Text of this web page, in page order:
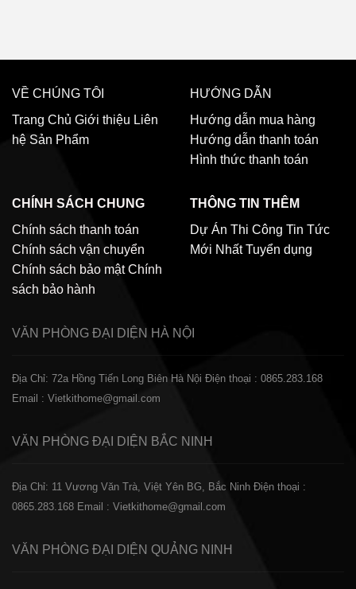
VỀ CHÚNG TÔI
Trang Chủ Giới thiệu Liên
hệ Sản Phẩm
HƯỚNG DẪN
Hướng dẫn mua hàng
Hướng dẫn thanh toán
Hình thức thanh toán
CHÍNH SÁCH CHUNG
Chính sách thanh toán
Chính sách vận chuyển
Chính sách bảo mật Chính
sách bảo hành
THÔNG TIN THÊM
Dự Án Thi Công Tin Tức
Mới Nhất Tuyển dụng
VĂN PHÒNG ĐẠI DIỆN HÀ NỘI
Địa Chỉ: 72a Hồng Tiến Long Biên Hà Nội Điện thoại : 0865.283.168
Email : Vietkithome@gmail.com
VĂN PHÒNG ĐẠI DIỆN BẮC NINH
Địa Chỉ: 11 Vương Văn Trà, Việt Yên BG, Bắc Ninh Điện thoại :
0865.283.168 Email : Vietkithome@gmail.com
VĂN PHÒNG ĐẠI DIỆN QUẢNG NINH